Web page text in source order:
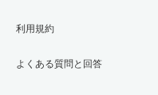
利用規約
よくある質問と回答